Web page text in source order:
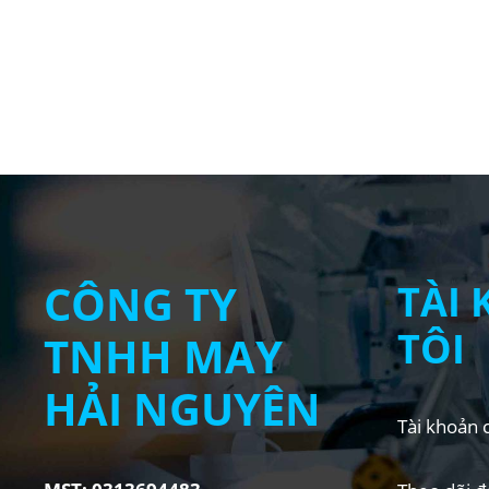
CÔNG TY
TNHH MAY
HẢI NGUYÊN
TÀI
TÔI
Tài khoản